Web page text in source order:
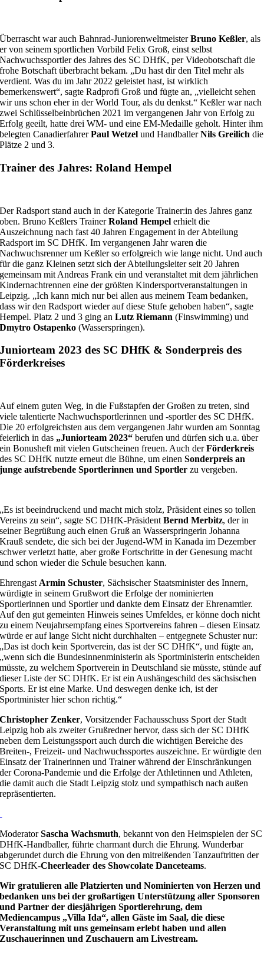
Überrascht war auch Bahnrad-JuniorenweltmeisterBruno Keßler, als
er von seinem sportlichen Vorbild Felix Groß, einst selbst
Nachwuchssportler des Jahres des SC DHfK, per Videobotschaft die
frohe Botschaft überbracht bekam. „Du hast dir den Titel mehr als
verdient. Was du im Jahr 2022 geleistet hast, ist wirklich
bemerkenswert“, sagte Radprofi Groß und fügte an, „vielleicht sehen
wir uns schon eher in der World Tour, als du denkst.“ Keßler war nach
zwei Schlüsselbeinbrüchen 2021 im vergangenen Jahr von Erfolg zu
Erfolg geeilt, hatte drei WM- und eine EM-Medaille geholt. Hinter ihm
belegten CanadierfahrerPaul Wetzelund HandballerNils Greilichdie
Plätze 2 und 3.
Trainer des Jahres: Roland Hempel
Der Radsport stand auch in der Kategorie Trainer:in des Jahres ganz
oben. Bruno Keßlers TrainerRoland Hempel erhielt die
Auszeichnung nach fast 40 Jahren Engagement in der Abteilung
Radsport im SC DHfK. Im vergangenen Jahr waren die
Nachwuchsrenner um Keßler so erfolgreich wie lange nicht. Und auch
für die ganz Kleinen setzt sich der Abteilungsleiter seit 20 Jahren
gemeinsam mit Andreas Frank ein und veranstaltet mit dem jährlichen
Kindernachtrennen eine der größten Kindersportveranstaltungen in
Leipzig. „Ich kann mich nur bei allen aus meinem Team bedanken,
dass wir den Radsport wieder auf diese Stufe gehoben haben“, sagte
Hempel. Platz 2 und 3 ging anLutz Riemann(Finswimming) und
Dmytro Ostapenko (Wasserspringen).
Juniorteam 2023 des SC DHfK & Sonderpreis des
Förderkreises
Auf einem guten Weg, in die Fußstapfen der Großen zu treten, sind
viele talentierte Nachwuchsportlerinnen und -sportler des SC DHfK.
Die 20 erfolgreichsten aus dem vergangenen Jahr wurden am Sonntag
feierlich in das „Juniorteam 2023“berufen und dürfen sich u.a. über
ein Bonusheft mit vielen Gutscheinen freuen. Auch derFörderkreis
des SC DHfK nutzte erneut die Bühne, um einenSonderpreis an
junge aufstrebende Sportlerinnen und Sportlerzu vergeben.
„Es ist beeindruckend und macht mich stolz, Präsident eines so tollen
Vereins zu sein“, sagte SC DHfK-PräsidentBernd Merbitz, der in
seiner Begrüßung auch einen Gruß an Wasserspringerin Johanna
Krauß sendete, die sich bei der Jugend-WM in Kanada im Dezember
schwer verletzt hatte, aber große Fortschritte in der Genesung macht
und schon wieder die Schule besuchen kann.
Ehrengast Armin Schuster, Sächsischer Staatsminister des Innern,
würdigte in seinem Grußwort die Erfolge der nominierten
Sportlerinnen und Sportler und dankte dem Einsatz der Ehrenamtler.
Auf den gut gemeinten Hinweis seines Umfeldes, er könne doch nicht
zu einem Neujahrsempfang eines Sportvereins fahren – diesen Einsatz
würde er auf lange Sicht nicht durchhalten – entgegnete Schuster nur:
„Das ist doch kein Sportverein, das ist der SC DHfK“, und fügte an,
„wenn sich die Bundesinnenministerin als Sportministerin entscheiden
müsste, zu welchem Sportverein in Deutschland sie müsste, stünde auf
dieser Liste der SC DHfK. Er ist ein Aushängeschild des sächsischen
Sports. Er ist eine Marke. Und deswegen denke ich, ist der
Sportminister hier schon richtig.“
Christopher Zenker, Vorsitzender Fachausschuss Sport der Stadt
Leipzig hob als zweiter Grußredner hervor, dass sich der SC DHfK
neben dem Leistungssport auch durch die wichtigen Bereiche des
Breiten-, Freizeit- und Nachwuchssportes auszeichne. Er würdigte den
Einsatz der Trainerinnen und Trainer während der Einschränkungen
der Corona-Pandemie und die Erfolge der Athletinnen und Athleten,
die damit auch die Stadt Leipzig stolz und sympathisch nach außen
repräsentierten.
ModeratorSascha Wachsmuth, bekannt von den Heimspielen der SC
DHfK-Handballer, führte charmant durch die Ehrung. Wunderbar
abgerundet durch die Ehrung von den mitreißenden Tanzauftritten der
SC DHfK-Cheerleader des Showcolate Danceteams.
Wir gratulieren alle Platzierten und Nominierten von Herzen und
bedanken uns bei der großartigen Unterstützung aller Sponsoren
und Partner der diesjährigen Sportlerehrung, dem
Mediencampus „Villa Ida“, allen Gäste im Saal, die diese
Veranstaltung mit uns gemeinsam erlebt haben und allen
Zuschauerinnen und Zuschauern am Livestream.